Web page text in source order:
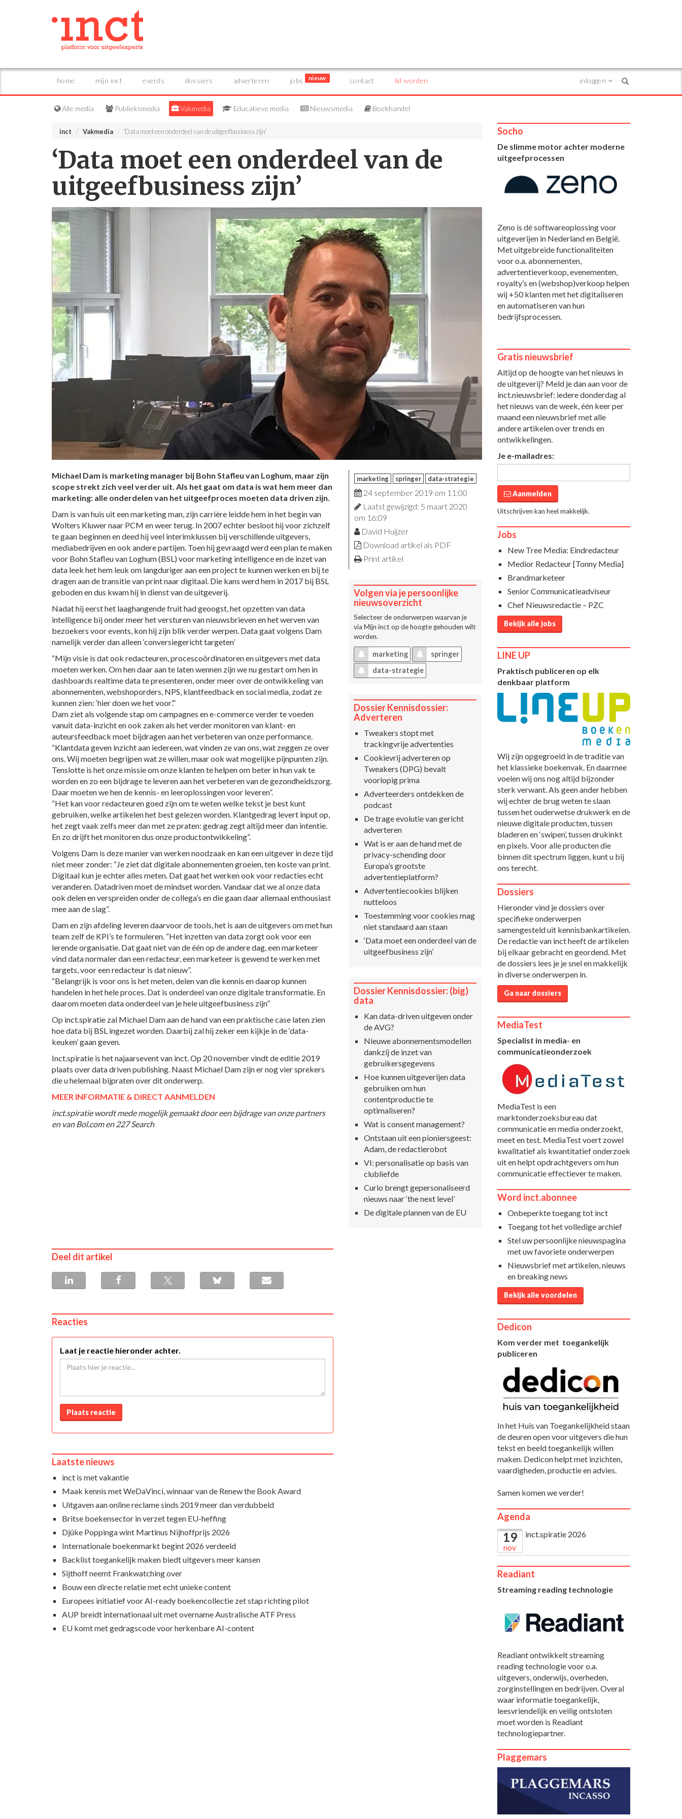
home mijn inct events dossiers adverteren jobs nieuw contact lid worden inloggen
Alle media Publieksmedia Vakmedia Educatieve media Nieuwsmedia Boekhandel
inct Vakmedia ‘Data moet een onderdeel van de uitgeefbusiness zijn’
‘Data moet een onderdeel van de
uitgeefbusiness zijn’
Michael Dam is marketing manager bij Bohn Stafleu van Loghum, maar zijn
scope strekt zich veel verder uit. Als het gaat om data is wat hem meer dan
marketing: alle onderdelen van het uitgeefproces moeten data driven zijn.
Dam is van huis uit een marketing man, zijn carrière leidde hem in het begin van
Wolters Kluwer naar PCM en weer terug. In 2007 echter besloot hij voor zichzelf
te gaan beginnen en deed hij veel interimklussen bij verschillende uitgevers,
mediabedrijven en ook andere partijen. Toen hij gevraagd werd een plan te maken
voor Bohn Stafleu van Loghum (BSL) voor marketing intelligence en de inzet van
data leek het hem leuk om langduriger aan een project te kunnen werken en bij te
dragen aan de transitie van print naar digitaal. Die kans werd hem in 2017 bij BSL
geboden en dus kwam hij in dienst van de uitgeverij.
Nadat hij eerst het laaghangende fruit had geoogst, het opzetten van data
intelligence bij onder meer het versturen van nieuwsbrieven en het werven van
bezoekers voor events, kon hij zijn blik verder werpen. Data gaat volgens Dam
namelijk verder dan alleen ‘conversiegericht targeten’
“Mijn visie is dat ook redacteuren, procescoördinatoren en uitgevers met data
moeten werken. Om hen daar aan te laten wennen zijn we nu gestart om hen in
dashboards realtime data te presenteren, onder meer over de ontwikkeling van
abonnementen, webshoporders, NPS, klantfeedback en social media, zodat ze
kunnen zien: ‘hier doen we het voor’.”
Dam ziet als volgende stap om campagnes en e-commerce verder te voeden
vanuit data-inzicht en ook zaken als het verder monitoren van klant- en
auteursfeedback moet bijdragen aan het verbeteren van onze performance.
“Klantdata geven inzicht aan iedereen, wat vinden ze van ons, wat zeggen ze over
ons. Wij moeten begrijpen wat ze willen, maar ook wat mogelijke pijnpunten zijn.
Tenslotte is het onze missie om onze klanten te helpen om beter in hun vak te
worden en zo een bijdrage te leveren aan het verbeteren van de gezondheidszorg.
Daar moeten we hen de kennis- en leeroplossingen voor leveren”.
“Het kan voor redacteuren goed zijn om te weten welke tekst je best kunt
gebruiken, welke artikelen het best gelezen worden. Klantgedrag levert input op,
het zegt vaak zelfs meer dan met ze praten: gedrag zegt altijd meer dan intentie.
En zo drijft het monitoren dus onze productontwikkeling”.
Volgens Dam is deze manier van werken noodzaak en kan een uitgever in deze tijd
niet meer zonder: “Je ziet dat digitale abonnementen groeien, ten koste van print.
Digitaal kun je echter alles meten. Dat gaat het werken ook voor redacties echt
veranderen. Datadriven moet de mindset worden. Vandaar dat we al onze data
ook delen en verspreiden onder de collega’s en die gaan daar allemaal enthousiast
mee aan de slag”.
Dam en zijn afdeling leveren daarvoor de tools, het is aan de uitgevers om met hun
team zelf de KPI’s te formuleren. “Het inzetten van data zorgt ook voor een
lerende organisatie. Dat gaat niet van de één op de andere dag, een marketeer
vind data normaler dan een redacteur, een marketeer is gewend te werken met
targets, voor een redacteur is dat nieuw”.
“Belangrijk is voor ons is het meten, delen van die kennis en daarop kunnen
handelen in het hele proces. Dat is onderdeel van onze digitale transformatie. En
daarom moeten data onderdeel van je hele uitgeefbusiness zijn”
Op inct.spiratie zal Michael Dam aan de hand van een praktische case laten zien
hoe data bij BSL ingezet worden. Daarbij zal hij zeker een kijkje in de ‘data-
keuken’ gaan geven.
Inct.spiratie is het najaarsevent van inct. Op 20 november vindt de editie 2019
plaats over data driven publishing. Naast Michael Dam zijn er nog vier sprekers
die u helemaal bijpraten over dit onderwerp.
MEER INFORMATIE & DIRECT AANMELDEN
inct.spiratie wordt mede mogelijk gemaakt door een bijdrage van onze partners
en van Bol.com en 227 Search
marketing springer data-strategie
24 september 2019 om 11:00
Laatst gewijzigd: 5 maart 2020
om 16:09
David Huijzer
Download artikel als PDF
Print artikel
Volgen via je persoonlijke
nieuwsoverzicht
Selecteer de onderwerpen waarvan je
via Mijn inct op de hoogte gehouden wilt
worden.
marketing
springer
data-strategie
Dossier Kennisdossier:
Adverteren
Tweakers stopt met
trackingvrije advertenties
Cookievrij adverteren op
Tweakers (DPG) bevalt
voorlopig prima
Adverteerders ontdekken de
podcast
De trage evolutie van gericht
adverteren
Wat is er aan de hand met de
privacy-schending door
Europa’s grootste
advertentieplatform?
Advertentiecookies blijken
nutteloos
Toestemming voor cookies mag
niet standaard aan staan
‘Data moet een onderdeel van de
uitgeefbusiness zijn’
Dossier Kennisdossier: (big)
data
Kan data-driven uitgeven onder
de AVG?
Nieuwe abonnementsmodellen
dankzij de inzet van
gebruikersgegevens
Hoe kunnen uitgeverijen data
gebruiken om hun
contentproductie te
optimaliseren?
Wat is consent management?
Ontstaan uit een pioniersgeest:
Adam, de redactierobot
VI: personalisatie op basis van
clubliefde
Curio brengt gepersonaliseerd
nieuws naar ‘the next level’
De digitale plannen van de EU
Deel dit artikel
Reacties
Laat je reactie hieronder achter.
Plaats reactie
Laatste nieuws
inct is met vakantie
Maak kennis met WeDaVinci, winnaar van de Renew the Book Award
Uitgaven aan online reclame sinds 2019 meer dan verdubbeld
Britse boekensector in verzet tegen EU-heffing
Djûke Poppinga wint Martinus Nijhoffprijs 2026
Internationale boekenmarkt begint 2026 verdeeld
Backlist toegankelijk maken biedt uitgevers meer kansen
Sijthoff neemt Frankwatching over
Bouw een directe relatie met echt unieke content
Europees initiatief voor AI-ready boekencollectie zet stap richting pilot
AUP breidt internationaal uit met overname Australische ATF Press
EU komt met gedragscode voor herkenbare AI-content
Socho
De slimme motor achter moderne
uitgeefprocessen
Zeno is dé softwareoplossing voor
uitgeverijen in Nederland en België.
Met uitgebreide functionaliteiten
voor o.a. abonnementen,
advertentieverkoop, evenementen,
royalty’s en (webshop)verkoop helpen
wij +50 klanten met het digitaliseren
en automatiseren van hun
bedrijfsprocessen.
Gratis nieuwsbrief
Altijd op de hoogte van het nieuws in
de uitgeverij? Meld je dan aan voor de
inct.nieuwsbrief: iedere donderdag al
het nieuws van de week, één keer per
maand een nieuwsbrief met alle
andere artikelen over trends en
ontwikkelingen.
Je e-mailadres:
Aanmelden
Uitschrijven kan heel makkelijk.
Jobs
New Tree Media: Eindredacteur
Medior Redacteur [Tonny Media]
Brandmarketeer
Senior Communicatieadviseur
Chef Nieuwsredactie – PZC
Bekijk alle jobs
LINE UP
Praktisch publiceren op elk
denkbaar platform
Wij zijn opgegroeid in de traditie van
het klassieke boekenvak. En daarmee
voelen wij ons nog altijd bijzonder
sterk verwant. Als geen ander hebben
wij echter de brug weten te slaan
tussen het ouderwetse drukwerk en de
nieuwe digitale producten, tussen
bladeren en ‘swipen’, tussen drukinkt
en pixels. Voor alle producten die
binnen dit spectrum liggen, kunt u bij
ons terecht.
Dossiers
Hieronder vind je dossiers over
specifieke onderwerpen
samengesteld uit kennisbankartikelen.
De redactie van inct heeft de artikelen
bij elkaar gebracht en geordend. Met
de dossiers lees je je snel en makkelijk
in diverse onderwerpen in.
Ga naar dossiers
MediaTest
Specialist in media- en
communicatieonderzoek
MediaTest is een
marktonderzoeksbureau dat
communicatie en media onderzoekt,
meet en test. MediaTest voert zowel
kwalitatief als kwantitatief onderzoek
uit en helpt opdrachtgevers om hun
communicatie effectiever te maken.
Word inct.abonnee
Onbeperkte toegang tot inct
Toegang tot het volledige archief
Stel uw persoonlijke nieuwspagina
met uw favoriete onderwerpen
Nieuwsbrief met artikelen, nieuws
en breaking news
Bekijk alle voordelen
Dedicon
Kom verder met toegankelijk
publiceren
In het Huis van Toegankelijkheid staan
de deuren open voor uitgevers die hun
tekst en beeld toegankelijk willen
maken. Dedicon helpt met inzichten,
vaardigheden, productie en advies.
Samen komen we verder!
Agenda
19
nov
inct.spiratie 2026
Readiant
Streaming reading technologie
Readiant ontwikkelt streaming
reading technologie voor o.a.
uitgevers, onderwijs, overheden,
zorginstellingen en bedrijven. Overal
waar informatie toegankelijk,
leesvriendelijk en veilig ontsloten
moet worden is Readiant
technologiepartner.
Plaggemars